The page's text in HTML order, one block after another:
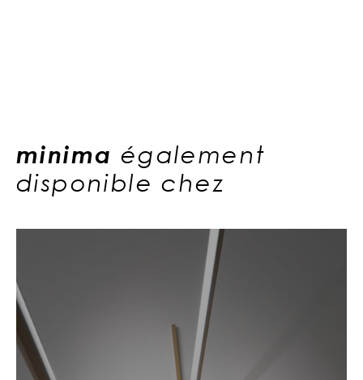
minima également
disponible chez